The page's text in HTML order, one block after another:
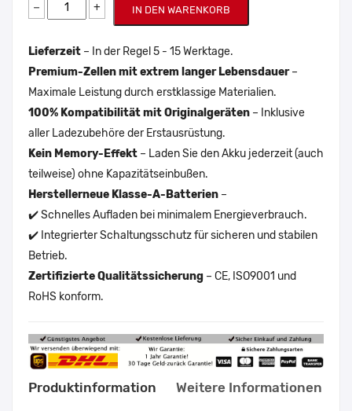
− + IN DEN WARENKORB
Lieferzeit – In der Regel 5 - 15 Werktage.
Premium-Zellen mit extrem langer Lebensdauer–
Maximale Leistung durch erstklassige Materialien.
100% Kompatibilität mit Originalgeräten – Inklusive
aller Ladezubehöre der Erstausrüstung.
Kein Memory-Effekt – Laden Sie den Akku jederzeit (auch
teilweise) ohne Kapazitätseinbußen.
Herstellerneue Klasse-A-Batterien –
✔️ Schnelles Aufladen bei minimalem Energieverbrauch.
✔️ Integrierter Schaltungsschutz für sicheren und stabilen
Betrieb.
Zertifizierte Qualitätssicherung – CE, ISO9001 und
RoHS konform.
Produktinformation Weitere Informationen